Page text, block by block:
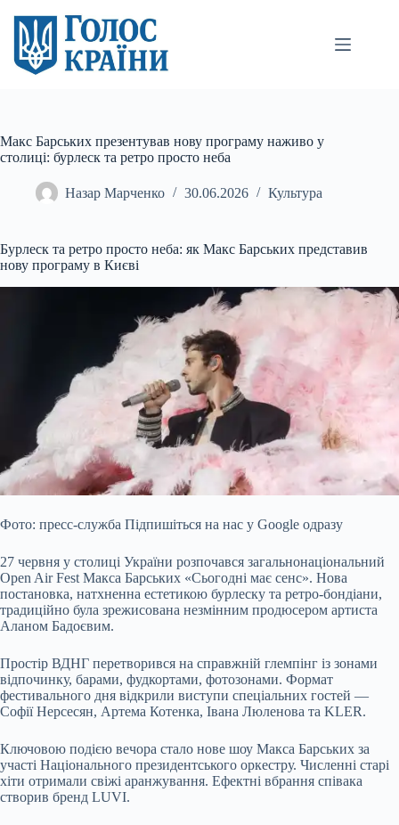
вмісту
Макс Барських презентував нову програму наживо у
столиці: бурлеск та ретро просто неба
Назар Марченко 30.06.2026 Культура
Бурлеск та ретро просто неба: як Макс Барських представив
нову програму в Києві
Фото: пресс-служба Підпишіться на нас у Google одразу
27 червня у столиці України розпочався загальнонаціональний
Open Air Fest Макса Барських «Сьогодні має сенс». Нова
постановка, натхненна естетикою бурлеску та ретро-бондіани,
традиційно була зрежисована незмінним продюсером артиста
Аланом Бадоєвим.
Простір ВДНГ перетворився на справжній глемпінг із зонами
відпочинку, барами, фудкортами, фотозонами. Формат
фестивального дня відкрили виступи спеціальних гостей —
Софії Нерсесян, Артема Котенка, Івана Люленова та KLER.
Ключовою подією вечора стало нове шоу Макса Барських за
участі Національного президентського оркестру. Численні старі
хіти отримали свіжі аранжування. Ефектні вбрання співака
створив бренд LUVI.